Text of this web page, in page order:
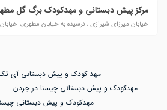
مرکز پیش دبستانی و مهدکودک برگ گل
خیابان میرزای شیرازی ، نرسیده به خیابان مطهری، خیابان
مهد کودک و پیش دبستانی آی تک
مهدکودک و پیش دبستانی چیستا در جردن
مهدکودک و پیش دبستانی